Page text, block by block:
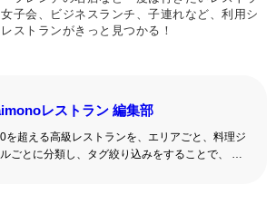
子会、ビジネスランチ、子連れなど、利用シ
ストランがきっと見つかる！
レストラン 編集部
を超える高級レストランを、エリアごと、料理ジ
ごとに分類し、タグ絞り込みをすることで、 い